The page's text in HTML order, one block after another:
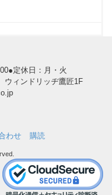
定休日：月・火
ウィンドリッヂ鷹匠1F
わせ 購読